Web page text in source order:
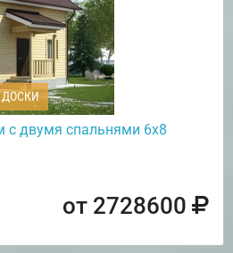
ДОСКИ
двумя спальнями 6х8
от 2728600